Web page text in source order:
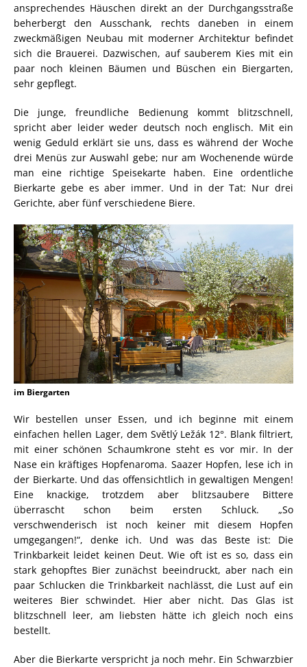
ansprechendes Häuschen direkt an der Durchgangsstraße
beherbergt den Ausschank, rechts daneben in einem
zweckmäßigen Neubau mit moderner Architektur befindet
sich die Brauerei. Dazwischen, auf sauberem Kies mit ein
paar noch kleinen Bäumen und Büschen ein Biergarten,
sehr gepflegt.
Die junge, freundliche Bedienung kommt blitzschnell,
spricht aber leider weder deutsch noch englisch. Mit ein
wenig Geduld erklärt sie uns, dass es während der Woche
drei Menüs zur Auswahl gebe; nur am Wochenende würde
man eine richtige Speisekarte haben. Eine ordentliche
Bierkarte gebe es aber immer. Und in der Tat: Nur drei
Gerichte, aber fünf verschiedene Biere.
im Biergarten
Wir bestellen unser Essen, und ich beginne mit einem
einfachen hellen Lager, dem Světlý Ležák 12°. Blank filtriert,
mit einer schönen Schaumkrone steht es vor mir. In der
Nase ein kräftiges Hopfenaroma. Saazer Hopfen, lese ich in
der Bierkarte. Und das offensichtlich in gewaltigen Mengen!
Eine knackige, trotzdem aber blitzsaubere Bittere
überrascht schon beim ersten Schluck. „So
verschwenderisch ist noch keiner mit diesem Hopfen
umgegangen!“, denke ich. Und was das Beste ist: Die
Trinkbarkeit leidet keinen Deut. Wie oft ist es so, dass ein
stark gehopftes Bier zunächst beeindruckt, aber nach ein
paar Schlucken die Trinkbarkeit nachlässt, die Lust auf ein
weiteres Bier schwindet. Hier aber nicht. Das Glas ist
blitzschnell leer, am liebsten hätte ich gleich noch eins
bestellt.
Aber die Bierkarte verspricht ja noch mehr. Ein Schwarzbier